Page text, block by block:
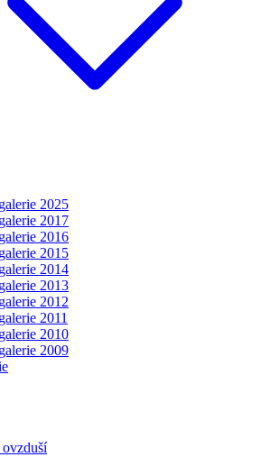
2025
2017
2016
2015
2014
2013
2012
2011
2010
2009